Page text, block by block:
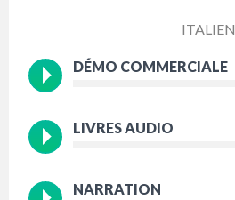
ITALIEN
DÉMO COMMERCIALE
LIVRES AUDIO
NARRATION